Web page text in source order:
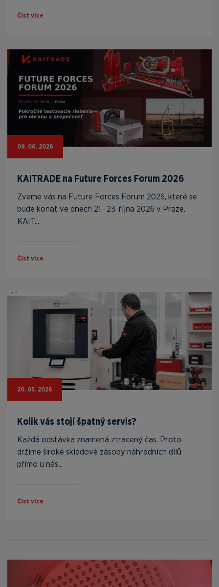
Číst více
09. 06. 2026
KAITRADE na Future Forces Forum 2026
Zveme vás na Future Forces Forum 2026, které se
bude konat ve dnech 21.–23. října 2026 v Praze.
KAIT...
Číst více
20. 05. 2026
Kolik vás stojí špatný servis?
Každá odstávka znamená ztracený čas. Proto
držíme široké skladové zásoby náhradních dílů
přímo u nás...
Číst více